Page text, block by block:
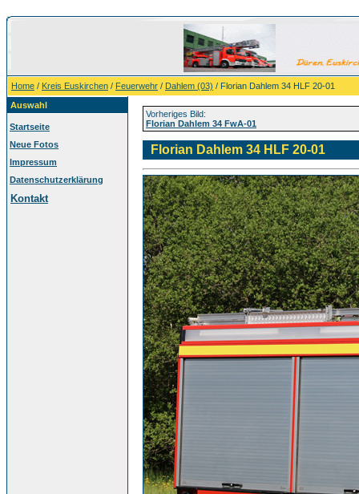
Home / Kreis Euskirchen / Feuerwehr / Dahlem (03) / Florian Dahlem 34 HLF 20-01
Auswahl
Startseite
Neue Fotos
Impressum
Datenschutzerklärung
Kontakt
Vorheriges Bild:
Florian Dahlem 34 FwA-01
Florian Dahlem 34 HLF 20-01